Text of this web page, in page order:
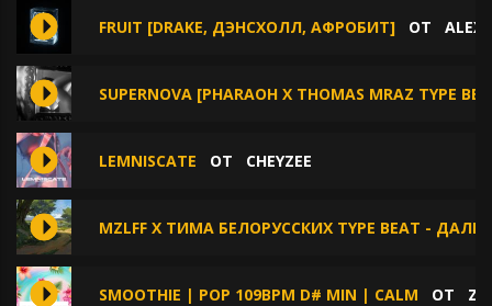
FRUIT [DRAKE, ДЭНСХОЛЛ, АФРОБИТ] ОТ ALEX
SUPERNOVA [PHARAOH X THOMAS MRAZ TYPE
LEMNISCATE ОТ CHEYZEE
MZLFF X ТИМА БЕЛОРУССКИХ TYPE BEAT -
SMOOTHIE | POP 109BPM D# MIN | CALM ОТ